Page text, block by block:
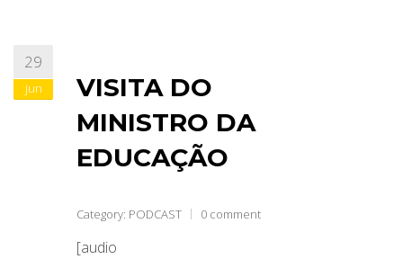
29
jun
VISITA DO
MINISTRO DA
EDUCAÇÃO
Category: PODCAST 0 comment
[audio